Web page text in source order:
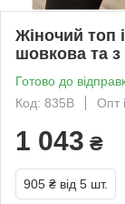
Жіночий топ
шовкова та
Готово до
Код: 835В
Опт
1 043 ₴
905 ₴ від 5 шт.